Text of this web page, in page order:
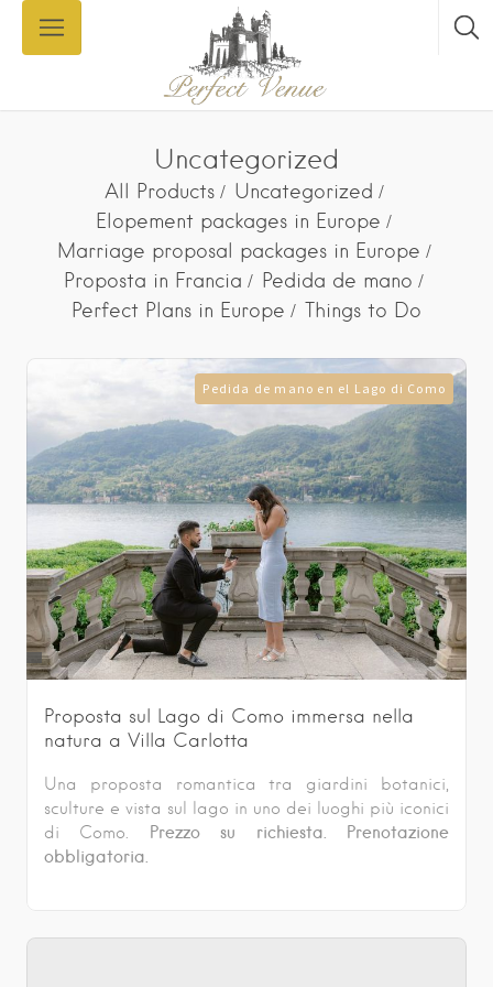
Uncategorized
All Products
Uncategorized
Elopement packages in Europe
Marriage proposal packages in Europe
Proposta in Francia
Pedida de mano
Perfect Plans in Europe
Things to Do
Pedida de mano en el Lago di Como
Proposta sul Lago di Como immersa nella
natura a Villa Carlotta
Una proposta romantica tra giardini botanici,
sculture e vista sul lago in uno dei luoghi più iconici
di Como. Prezzo su richiesta. Prenotazione
obbligatoria.